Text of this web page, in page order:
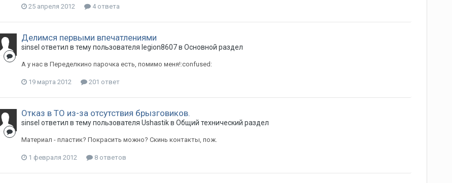
25 апреля 2012 4 ответа
Делимся первыми впечатлениями
sinsel ответил в тему пользователя legion8607в Основной раздел
А у нас в Переделкино парочка есть, помимо меня!:confused:
19 марта 2012 201 ответ
Отказ в ТО из-за отсутствия брызговиков.
sinsel ответил в тему пользователя Ushastikв Общий технический раздел
Материал - пластик? Покрасить можно? Скинь контакты, пож.
1 февраля 2012 8 ответов